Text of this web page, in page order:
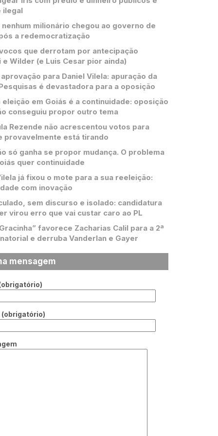
ilegal
milionário chegou ao governo de
a redemocratização
que derrotam por antecipação
e Wilder (e Luis Cesar pior ainda)
para Daniel Vilela: apuração da
é devastadora para a oposição
eleição em Goiás é a continuidade: oposição
conseguiu propor outro tema
Rezende não acrescentou votos para
provavelmente está tirando
só ganha se propor mudança. O problema
quer continuidade
já fixou o mote para a sua reeleição:
com inovação
sem discurso e isolado: candidatura
virou erro que vai custar caro ao PL
favorece Zacharias Calil para a 2ª
e derruba Vanderlan e Gayer
mensagem